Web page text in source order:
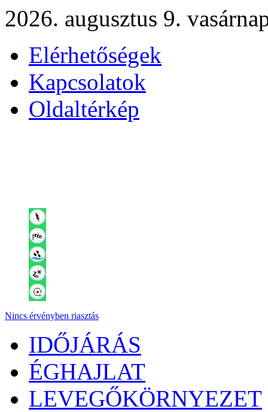
2026. augusztus 9.
Elérhetőségek
Kapcsolatok
Oldaltérkép
Nincs érvényben riasztás
IDŐJÁRÁS
ÉGHAJLAT
LEVEGŐKÖRNYEZET